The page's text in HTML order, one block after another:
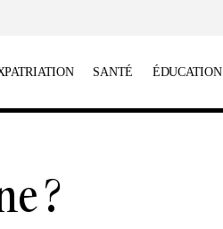
SANTÉ ÉDUCATION
?